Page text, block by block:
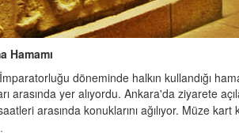
Hamamı
döneminde halkın kullandığı
arasında yer alıyordu. Ankara'da ziyarete
arasında konuklarını ağılıyor. Müze